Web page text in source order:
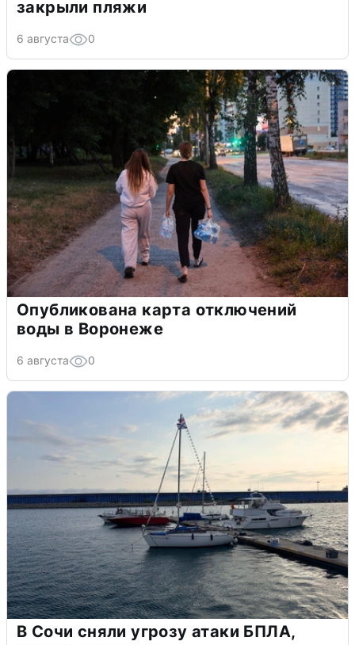
закрыли пляжи
6 августа 0
Опубликована карта отключений
воды в Воронеже
6 августа 0
В Сочи сняли угрозу атаки БПЛА,